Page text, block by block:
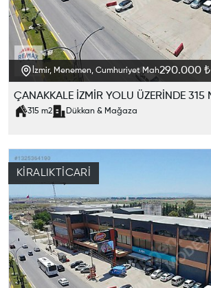
İzmir, Menemen, Cumhuriyet Mah290.000 ₺
315 m2 Dükkan & Mağaza
KIRALIKTICARI